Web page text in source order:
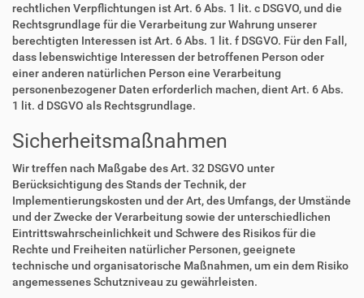
rechtlichen Verpflichtungen ist Art. 6 Abs. 1 lit. c DSGVO, und die
Rechtsgrundlage für die Verarbeitung zur Wahrung unserer
berechtigten Interessen ist Art. 6 Abs. 1 lit. f DSGVO. Für den Fall,
dass lebenswichtige Interessen der betroffenen Person oder
einer anderen natürlichen Person eine Verarbeitung
personenbezogener Daten erforderlich machen, dient Art. 6 Abs.
1 lit. d DSGVO als Rechtsgrundlage.
Sicherheitsmaßnahmen
Wir treffen nach Maßgabe des Art. 32 DSGVO unter
Berücksichtigung des Stands der Technik, der
Implementierungskosten und der Art, des Umfangs, der Umstände
und der Zwecke der Verarbeitung sowie der unterschiedlichen
Eintrittswahrscheinlichkeit und Schwere des Risikos für die
Rechte und Freiheiten natürlicher Personen, geeignete
technische und organisatorische Maßnahmen, um ein dem Risiko
angemessenes Schutzniveau zu gewährleisten.